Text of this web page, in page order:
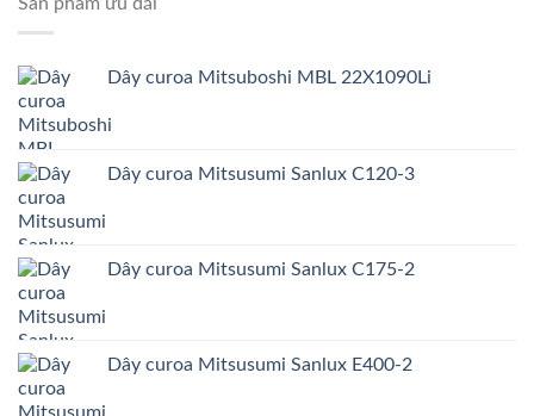
Dây curoa Mitsuboshi MBL 22X1090Li
Dây curoa Mitsusumi Sanlux C120-3
Dây curoa Mitsusumi Sanlux C175-2
Dây curoa Mitsusumi Sanlux E400-2